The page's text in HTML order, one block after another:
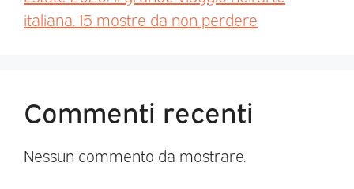
italiana. 15 mostre da non perdere
Commenti recenti
Nessun commento da mostrare.